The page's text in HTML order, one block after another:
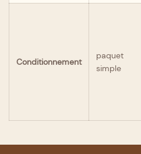
Conditionnement
paquet
simple